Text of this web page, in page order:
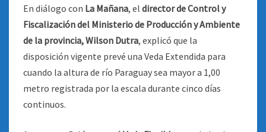
En diálogo con La Mañana, el director de Control y
Fiscalización del Ministerio de Producción y Ambiente
de la provincia, Wilson Dutra, explicó que la
disposición vigente prevé una Veda Extendida para
cuando la altura de río Paraguay sea mayor a 1,00
metro registrada por la escala durante cinco días
continuos.